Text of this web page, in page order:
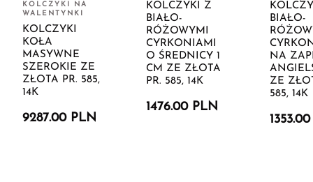
KOLCZYKI NA
WALENTYNKI
KOLCZYKI
KOŁA
MASYWNE
SZEROKIE ZE
ZŁOTA PR. 585,
14K
9287.00 PLN
KOLCZYKI Z
BIAŁO-
RÓŻOWYMI
CYRKONIAMI
O ŚREDNICY 1
CM ZE ZŁOTA
PR. 585, 14K
1476.00 PLN
BIAŁO-
NA
ZE
585, 14K